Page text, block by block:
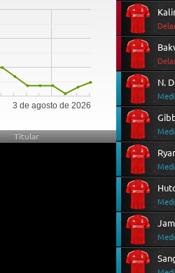
3 de agosto de 2026
Titular
N.